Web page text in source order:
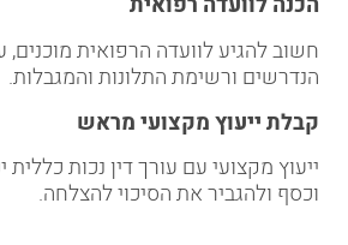
חשוב להגיע לוועדה הרפואית
הנדרשים ורשימת התלונות והמגבלות.
קבלת ייעוץ מקצועי מראש
ייעוץ מקצועי עם עורך דין נכות כללית
וכסף ולהגביר את הסיכוי להצלחה.